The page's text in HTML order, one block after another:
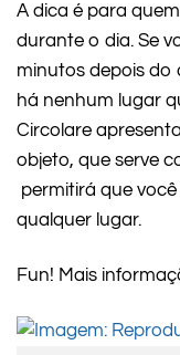
A dica é para
durante o dia. Se
minutos depois do
há nenhum lugar
Circolare
objeto, que serve
permitirá que
qualquer lugar.
Fun! Mais